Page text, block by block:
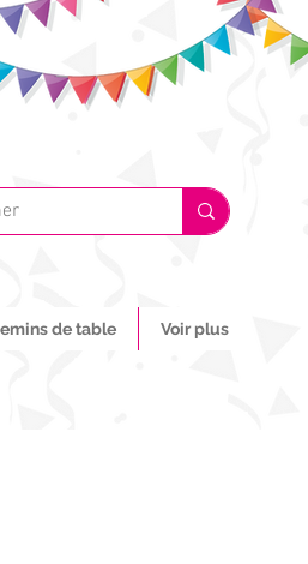
de table Voir plus